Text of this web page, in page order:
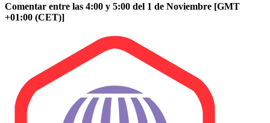
Comentar entre las 4:00 y 5:00 del 1 de Noviembre [GMT
+01:00 (CET)]